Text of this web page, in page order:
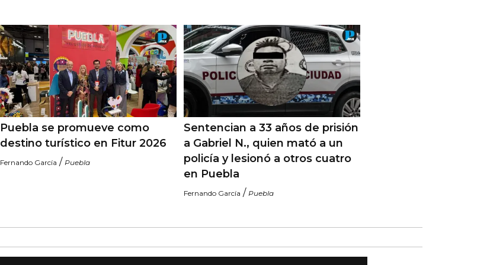
Puebla se promueve como
destino turístico en Fitur 2026
Fernando García / Puebla
Sentencian a 33 años de prisión
a Gabriel N., quien mató a un
policía y lesionó a otros cuatro
en Puebla
Fernando García / Puebla